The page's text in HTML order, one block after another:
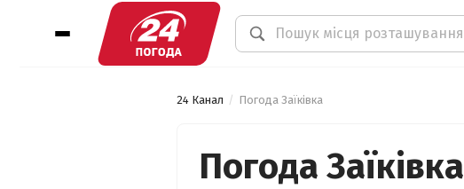
24 Канал Погода Заїківка
Погода Заїківка